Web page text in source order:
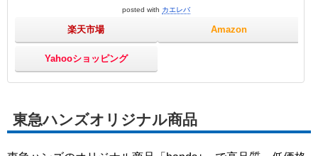
posted with カエレバ
楽天市場 Amazon
Yahooショッピング
東急ハンズオリジナル商品